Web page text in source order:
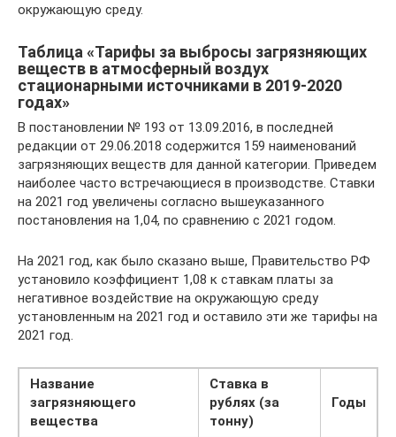
окружающую среду.
Таблица «Тарифы за выбросы загрязняющих
веществ в атмосферный воздух
стационарными источниками в 2019-2020
годах»
В постановлении № 193 от 13.09.2016, в последней
редакции от 29.06.2018 содержится 159 наименований
загрязняющих веществ для данной категории. Приведем
наиболее часто встречающиеся в производстве. Ставки
на 2021 год увеличены согласно вышеуказанного
постановления на 1,04, по сравнению с 2021 годом.
На 2021 год, как было сказано выше, Правительство РФ
установило коэффициент 1,08 к ставкам платы за
негативное воздействие на окружающую среду
установленным на 2021 год и оставило эти же тарифы на
2021 год.
Название
загрязняющего
вещества
Ставка в
рублях (за
тонну)
Годы